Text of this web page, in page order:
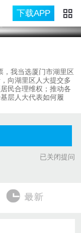
下载APP
，我当选厦门市湖里区
向湖里区人大提交多
民合理维权；推动各
层人大代表如何履
已关闭提问